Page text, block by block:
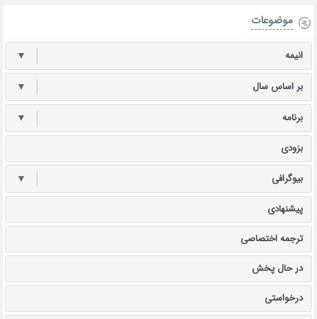
موضوعات
انیمه ▼
بر اساس سال ▼
برنامه ▼
بزودی
بیوگرافی ▼
پیشنهادی
ترجمه اختصاصی
در حال پخش
درخواستی